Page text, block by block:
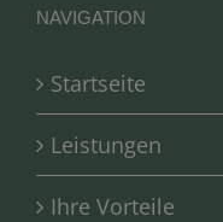
NAVIGATION
Startseite
Leistungen
Ihre Vorteile